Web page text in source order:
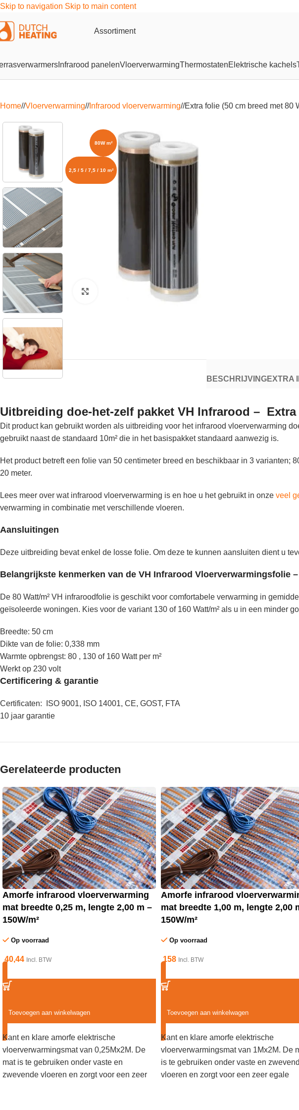
Skip to navigation Skip to main content
Assortiment
Infrarood panelenVloerverwarmingThermostatenElektrische kachels
Home/ Vloerverwarming/ Infrarood vloerverwarming/ Extra folie (50 cm breed met 80
80W m²
2,5 / 5 / 7,5 / 10 m²
Klik om te vergroten
BESCHRIJVINGEXTRA
Uitbreiding doe-het-zelf pakket VH Infrarood –
Dit product kan gebruikt worden als uitbreiding voor het infrarood vloerverwarming
gebruikt naast de standaard 10m² die in het basispakket standaard aanwezig is.
Het product betreft een folie van 50 centimeter breed en beschikbaar in 3 varianten;
20 meter.
Lees meer over wat infrarood vloerverwarming is en hoe u het gebruikt in onze veel
verwarming in combinatie met verschillende vloeren.
Aansluitingen
Deze uitbreiding bevat enkel de losse folie. Om deze te kunnen aansluiten dient u
Belangrijkste kenmerken van de VH Infrarood Vloerverwarmingsfolie –
De 80 Watt/m² VH infraroodfolie is geschikt voor comfortabele verwarming in
geïsoleerde woningen. Kies voor de variant 130 of 160 Watt/m² als u in een minder
Breedte: 50 cm
Dikte van de folie: 0,338 mm
Warmte opbrengst: 80 , 130 of 160 Watt per m²
Werkt op 230 volt
Certificering & garantie
Certificaten: ISO 9001, ISO 14001, CE, GOST, FTA
10 jaar garantie
Gerelateerde producten
Amorfe infrarood vloerverwarming
mat breedte 0,25 m, lengte 2,00 m –
150W/m²
Op voorraad
40,44 Incl. BTW
Toevoegen aan winkelwagen
Kant en klare amorfe elektrische
vloerverwarmingsmat van 0,25Mx2M. De
mat is te gebruiken onder vaste en
zwevende vloeren en zorgt voor een zeer
Amorfe infrarood
mat breedte 1,00 m, lengte 2,00
150W/m²
Op voorraad
158 Incl. BTW
Toevoegen aan winkelwagen
Kant en klare amorfe elektrische
vloerverwarmingsmat van 1Mx2M. De
is te gebruiken onder vaste en
vloeren en zorgt voor een zeer egale